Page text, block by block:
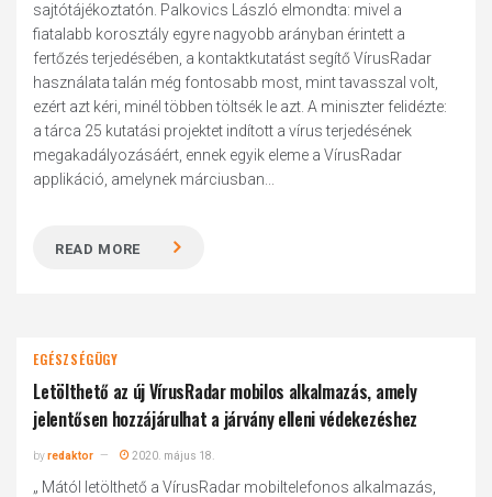
sajtótájékoztatón. Palkovics László elmondta: mivel a
fiatalabb korosztály egyre nagyobb arányban érintett a
fertőzés terjedésében, a kontaktkutatást segítő VírusRadar
használata talán még fontosabb most, mint tavasszal volt,
ezért azt kéri, minél többen töltsék le azt. A miniszter felidézte:
a tárca 25 kutatási projektet indított a vírus terjedésének
megakadályozásáért, ennek egyik eleme a VírusRadar
applikáció, amelynek márciusban...
READ MORE
EGÉSZSÉGÜGY
Letölthető az új VírusRadar mobilos alkalmazás, amely
jelentősen hozzájárulhat a járvány elleni védekezéshez
byredaktor 2020. május 18.
„ Mától letölthető a VírusRadar mobiltelefonos alkalmazás,